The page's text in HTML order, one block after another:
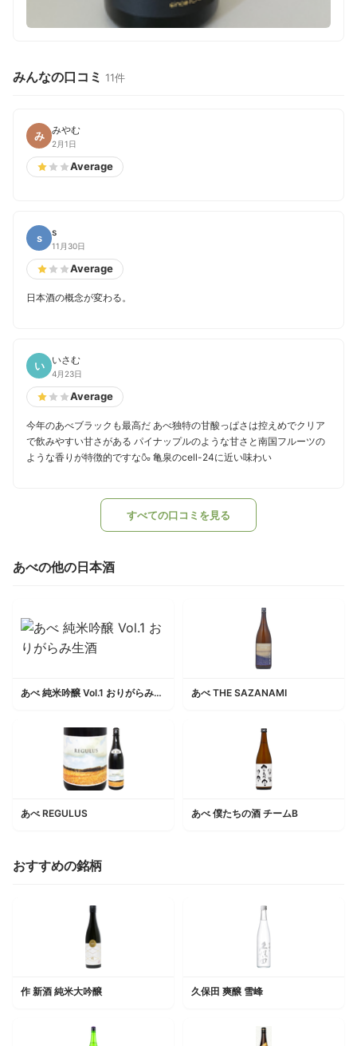
みんなの口コミ 11件
み みやむ
2月1日
Average
s s
11月30日
Average
日本酒の概念が変わる。
い いさむ
4月23日
Average
今年のあべブラックも最高だ あべ独特の甘酸っぱさは控えめでクリア
で飲みやすい甘さがある パイナップルのような甘さと南国フルーツの
ような香りが特徴的ですな🍶 亀泉のcell-24に近い味わい
すべての口コミを見る
あべの他の日本酒
あべ 純米吟醸 Vol.1 おりがらみ生酒 あべ THE SAZANAMI
あべ REGULUS あべ 僕たちの酒 チームB
おすすめの銘柄
作 新酒 純米大吟醸 久保田 爽醸 雪峰